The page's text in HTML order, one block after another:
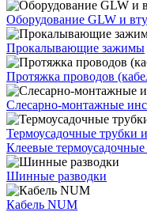
Оборудование GLW и
Прокалывающие зажимы
Протяжка проводов
Слесарно-монтажные
Термоусадочные трубки
Клеевые термоусадочные
Шинные разводки
Кабель NUM